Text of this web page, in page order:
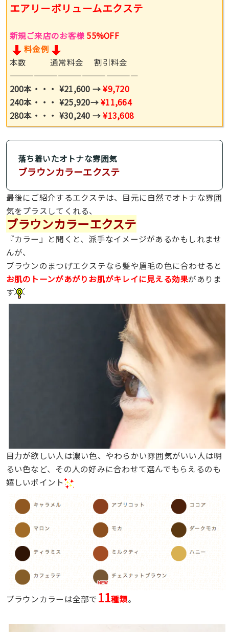
エアリーボリュームエクステ
新規ご来店のお客様 55%OFF
料金例
本数 通常料金 割引料金
————————————————
200本・・・ ¥21,600 →¥9,720
240本・・・ ¥25,920→¥11,664
280本・・・ ¥30,240 →¥13,608
落ち着いたオトナな雰囲気
ブラウンカラーエクステ
最後にご紹介するエクステは、目元に自然でオトナな雰囲
気をプラスしてくれる、
ブラウンカラーエクステ
『カラー』と聞くと、派手なイメージがあるかもしれませ
んが、
ブラウンのまつげエクステなら髪や眉毛の色に合わせると
お肌のトーンがあがりお肌がキレイに見える効果がありま
す
目力が欲しい人は濃い色、やわらかい雰囲気がいい人は明
るい色など、その人の好みに合わせて選んでもらえるのも
嬉しいポイント
ブラウンカラーは全部で11種類。